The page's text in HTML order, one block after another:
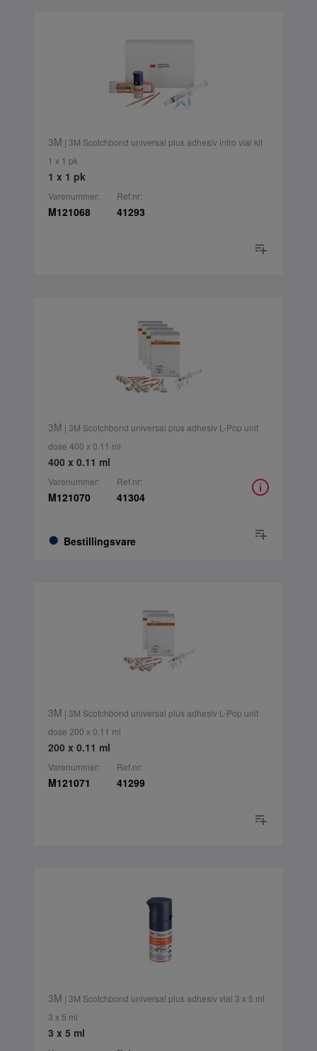
3M | 3M Scotchbond universal plus adhesiv intro vial kit
1 x 1 pk
1 x 1 pk
Varenummer:
M121068
Ref.nr:
41293
3M | 3M Scotchbond universal plus adhesiv L-Pop unit
dose 400 x 0.11 ml
400 x 0.11 ml
Varenummer:
M121070
Bestillingsvare
Ref.nr:
41304
3M | 3M Scotchbond universal plus adhesiv L-Pop unit
dose 200 x 0.11 ml
200 x 0.11 ml
Varenummer:
M121071
Ref.nr:
41299
3M | 3M Scotchbond universal plus adhesiv vial 3 x 5 ml
3 x 5 ml
3 x 5 ml